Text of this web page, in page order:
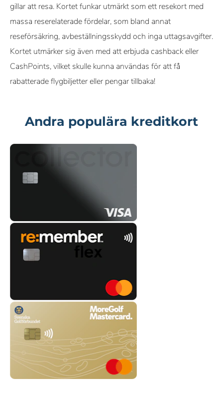
gillar att resa. Kortet funkar utmärkt som ett resekort med
massa reserelaterade fördelar, som bland annat
reseförsäkring, avbeställningsskydd och inga uttagsavgifter.
Kortet utmärker sig även med att erbjuda cashback eller
CashPoints, vilket skulle kunna användas för att få
rabatterade flygbiljetter eller pengar tillbaka!
Andra populära kreditkort